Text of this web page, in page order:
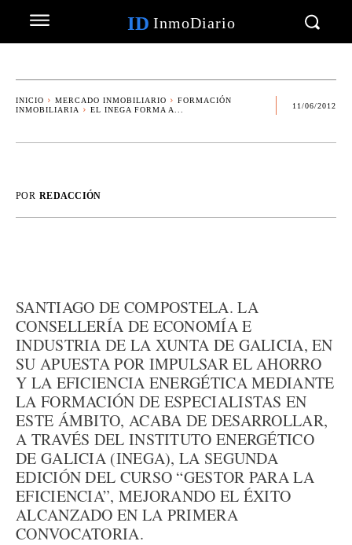
ID InmoDiario
INICIO MERCADO INMOBILIARIO
FORMACIÓN
INMOBILIARIA
EL INEGA FORMA A...
11/06/2012
POR REDACCIÓN
SANTIAGO DE COMPOSTELA. LA
CONSELLERÍA DE ECONOMÍA E
INDUSTRIA DE LA XUNTA DE GALICIA, EN
SU APUESTA POR IMPULSAR EL AHORRO
Y LA EFICIENCIA ENERGÉTICA MEDIANTE
LA FORMACIÓN DE ESPECIALISTAS EN
ESTE ÁMBITO, ACABA DE DESARROLLAR,
A TRAVÉS DEL INSTITUTO ENERGÉTICO
DE GALICIA (INEGA), LA SEGUNDA
EDICIÓN DEL CURSO “GESTOR PARA LA
EFICIENCIA”, MEJORANDO EL ÉXITO
ALCANZADO EN LA PRIMERA
CONVOCATORIA.